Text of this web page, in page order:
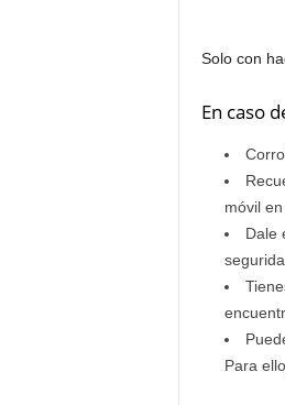
Solo con
En caso
móvil
Dale
Para